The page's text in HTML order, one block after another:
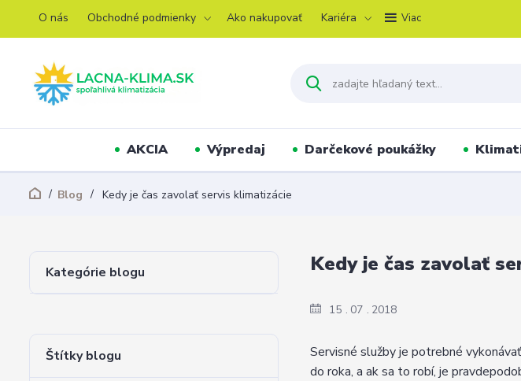
O nás Obchodné podmienky Ako nakupovať Kariéra Viac
AKCIA Výpredaj Darčekové poukážky
Blog Kedy je čas zavolať servis klimatizácie
Kategórie blogu
Štítky blogu
15 07 2018
Kedy je čas zavolať
Servisné služby je potrebné
do roka, a ak sa to robí, je